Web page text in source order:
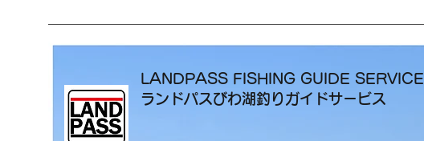
LANDPASS FISHING GUIDE SERVICE
ランドパスびわ湖釣りガイドサービス